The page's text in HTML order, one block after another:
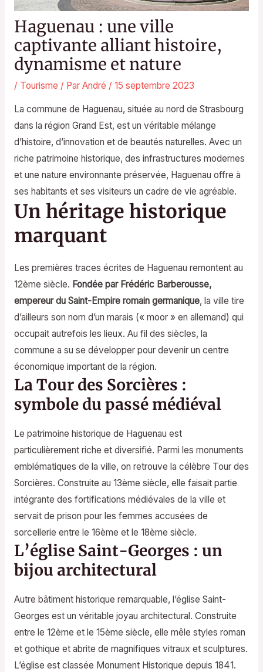
Haguenau : une ville
captivante alliant histoire,
dynamisme et nature
/ Tourisme / Par André / 15 septembre 2023
La commune de Haguenau, située au nord de Strasbourg
dans la région Grand Est, est un véritable mélange
d’histoire, d’innovation et de beautés naturelles. Avec un
riche patrimoine historique, des infrastructures modernes
et une nature environnante préservée, Haguenau offre à
ses habitants et ses visiteurs un cadre de vie agréable.
Un héritage historique
marquant
Les premières traces écrites de Haguenau remontent au
12ème siècle. Fondée par Frédéric Barberousse,
empereur du Saint-Empire romain germanique, la ville tire
d’ailleurs son nom d’un marais (« moor » en allemand) qui
occupait autrefois les lieux. Au fil des siècles, la
commune a su se développer pour devenir un centre
économique important de la région.
La Tour des Sorcières :
symbole du passé médiéval
Le patrimoine historique de Haguenau est
particulièrement riche et diversifié. Parmi les monuments
emblématiques de la ville, on retrouve la célèbre Tour des
Sorcières. Construite au 13ème siècle, elle faisait partie
intégrante des fortifications médiévales de la ville et
servait de prison pour les femmes accusées de
sorcellerie entre le 16ème et le 18ème siècle.
L’église Saint-Georges : un
bijou architectural
Autre bâtiment historique remarquable, l’église Saint-
Georges est un véritable joyau architectural. Construite
entre le 12ème et le 15ème siècle, elle mêle styles roman
et gothique et abrite de magnifiques vitraux et sculptures.
L’église est classée Monument Historique depuis 1841.